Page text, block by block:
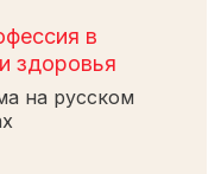
в
здоровья
на русском